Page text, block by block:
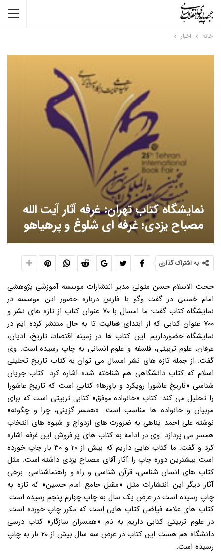
خانه اخبار
نمایشگاه کتاب تهران: غرفه آثار آیت الله
مصباح یزدی؛ غرفه ای شلوغ و پرهیاهو
به اشتراک گذاری
حجت الاسلام حسن متولی مدیر انتشارات موسسه آموزشی پژوهشی
امام خمینی در گفت وگو با فارس درباره حضور این موسسه در
نمایشگاه کتاب گفت: ما امسال با ۷۰ عنوان کتاب از تازه های نشر و
۷۰۰ عنوان کتابی که از ابتدای فعالیت تا به حال منتشر کرده ایم در
نمایشگاه حضورداریم. این کتاب ها در زمینه اقتصاد، تاریخ، ادیان،
عرفان، علوم تربیتی، فلسفه و علوم انسانی به چاپ رسیده است. وی
گفت: از جمله تازه های نشر امسال می توان به کتاب تاریخ تحلیلی
اسلام که کتاب دانشگاهی هم شناخته شده اشاره کرد. کتاب جریان
شناسی «تاریخ عاشورا رویکرد و باورها» کتابی است که تاریخ عاشورا
را تحلیل می کند. کتاب «خانواده موفق» کتابی تربیتی است که برای
مربیان و خانواده ها مناسب است. «همسر گزینی، چرا و چگونه»
نوشته علی احمد پناهی به ضرورت های ازدواج و شیوه های انتخاب
همسر می پردازد. وی در ادامه به کتاب های پر فروش این غرفه اشاره
کرد و گفت: ما کتاب هایی داریم که بیش از ۲۰ و ۳۰ بار چاپ خورده
است بیشترین دوره چاپ را آثار آقای مصباح یزدی داشته است. مثل
کتاب های انسان شناسی، قرآن شناسی و راه و راهنماشناسی. برخی
آثار دیگر این انتشارات مثل «مقتل جامع امام حسین» که تازه به
چاپ رسیده است در عرض یک سال به چاپ چهارم پنجم رسیده است.
کتاب های علامه فیاضی کتاب هایی است که مکرر چاپ خورده است.
در علوم تربیتی کتابی داریم به نام «همسران سازگار» کتاب درسی
دانشگاه هم هست این کتاب در عرض سه سال بیش از ۲۰ بار به چاپ
رسیده است.